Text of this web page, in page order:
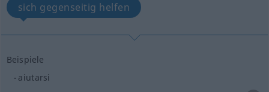
sich gegenseitig helfen
Beispiele
aiutarsi